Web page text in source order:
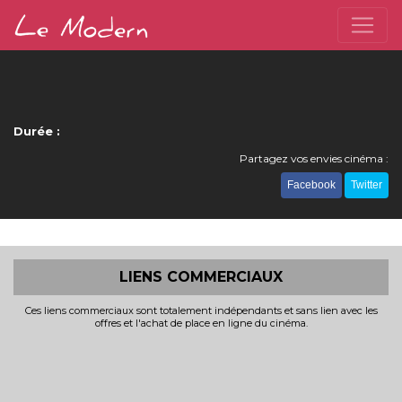
Durée :
Partagez vos envies cinéma :
Facebook Twitter
LIENS COMMERCIAUX
Ces liens commerciaux sont totalement indépendants et sans lien avec les
offres et l'achat de place en ligne du cinéma.